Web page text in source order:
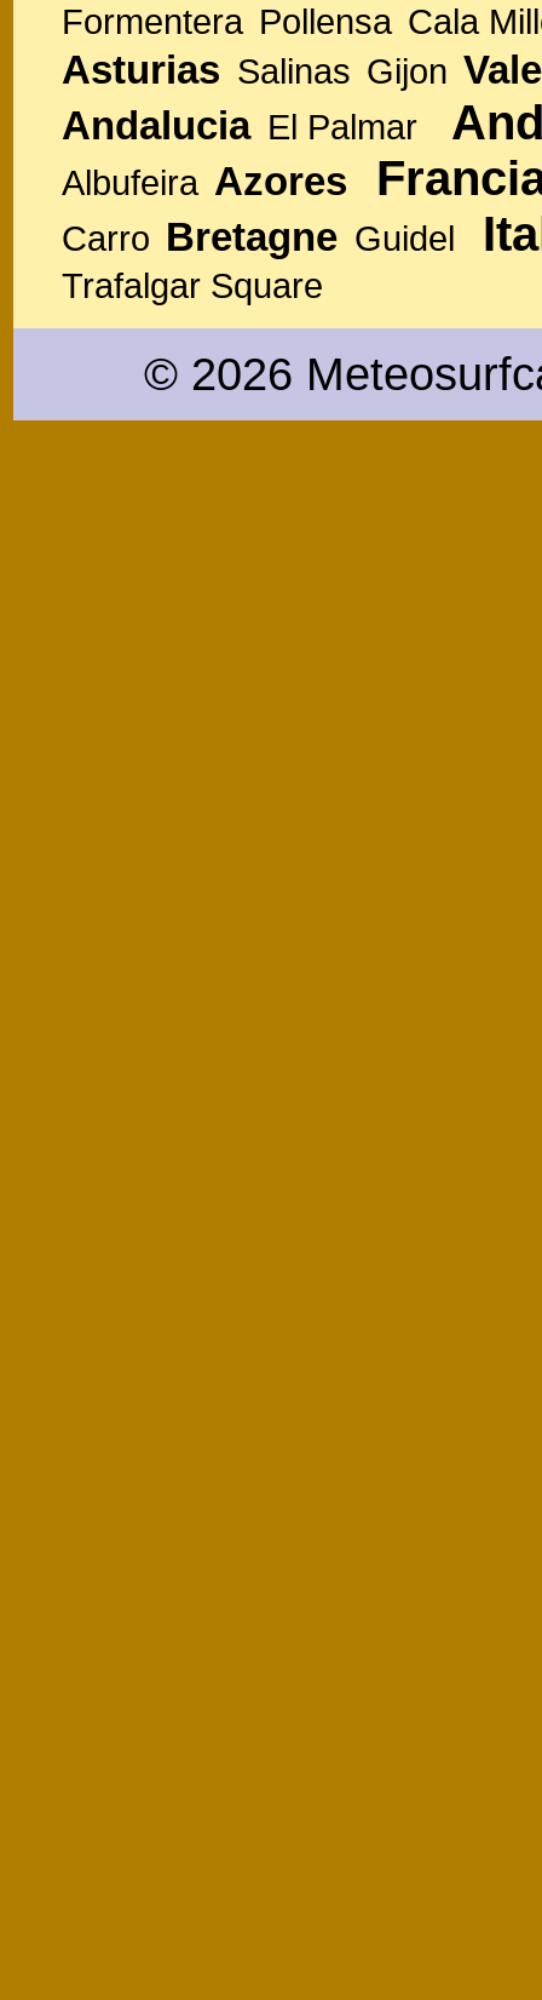
Formentera Pollensa Cala
Asturias Salinas Gijon
Andalucia El Palmar
Albufeira Azores
Carro Bretagne Guidel
Trafalgar Square
© 2026